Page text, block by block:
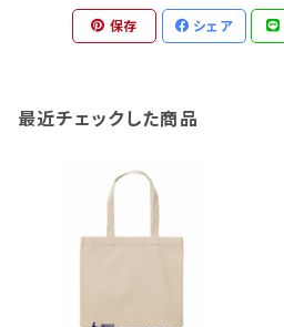
保存 シェア
最近チェックした商品